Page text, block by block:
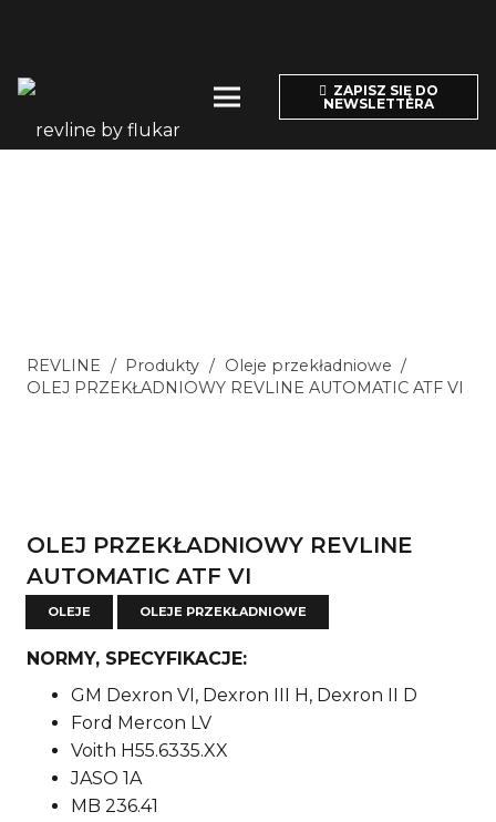
ZAPISZ SIĘ DO
NEWSLETTERA
REVLINE / Produkty / Oleje przekładniowe /
OLEJ PRZEKŁADNIOWY REVLINE AUTOMATIC ATF VI
OLEJ PRZEKŁADNIOWY REVLINE
AUTOMATIC ATF VI
OLEJE OLEJE PRZEKŁADNIOWE
NORMY, SPECYFIKACJE:
GM Dexron VI, Dexron III H, Dexron II D
Ford Mercon LV
Voith H55.6335.XX
JASO 1A
MB 236.41